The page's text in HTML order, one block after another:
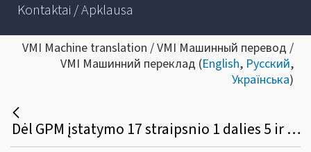
Kontaktai / Apklausa
VMI Machine translation / VMI Машинный перевод /
VMI Машинний переклад (English, Русский,
Українська)
Dėl GPM įstatymo 17 straipsnio 1 dalies 5 ir 37 punktų apibendrinto paaiškinimo (komentaro) pakeitimo